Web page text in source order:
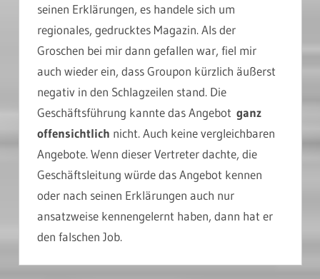
seinen Erklärungen, es handele sich um
regionales, gedrucktes Magazin. Als der
Groschen bei mir dann gefallen war, fiel mir
auch wieder ein, dass Groupon kürzlich äußerst
negativ in den Schlagzeilen stand. Die
Geschäftsführung kannte das Angebot ganz
offensichtlich nicht. Auch keine vergleichbaren
Angebote. Wenn dieser Vertreter dachte, die
Geschäftsleitung würde das Angebot kennen
oder nach seinen Erklärungen auch nur
ansatzweise kennengelernt haben, dann hat er
den falschen Job.